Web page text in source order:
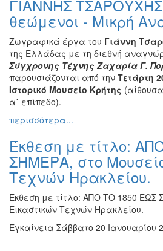
Ζωγραφική
Φωτογραφία
Τραγούδι
Μουσική
Κινηματογράφος
Χορός
Θέατρο
Ειδών
Συνέδρια
Ημερίδες
Διημερίδες
Σεμινάρια-
ΓΙΑΝΝΗΣ
θεώμενοι - Μικρή
Ζωγραφικά έργα του Γιάννη
της Ελλάδας με τη διεθνή
Σύγχρονης Τέχνης Ζαχαρία Γ.
παρουσιάζονται από την Τετάρτη
Ιστορικό Μουσείο Κρήτης
α΄ επίπεδο).
περισσότερα...
Έκθεση με τίτλο:
ΣΗΜΕΡΑ, στο
Τεχνών Ηρακλείου.
Έκθεση με τίτλο: ΑΠΟ ΤΟ 1850 ΕΩΣ
Εικαστικών Τεχνών Ηρακλείου.
Εγκαίνεια Σάββατο 20 Ιανουαρίου